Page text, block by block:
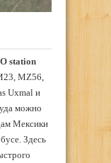
station
MZ56,
Uxmal и
можно
Мексики
Здесь